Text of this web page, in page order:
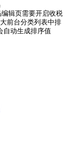
编辑页需要开启收税
前台分类列表中排
自动生成排序值